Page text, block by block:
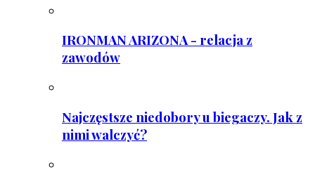
IRONMAN ARIZONA - relacja z
zawodów
Najczęstsze niedobory u biegaczy. Jak z
nimi walczyć?